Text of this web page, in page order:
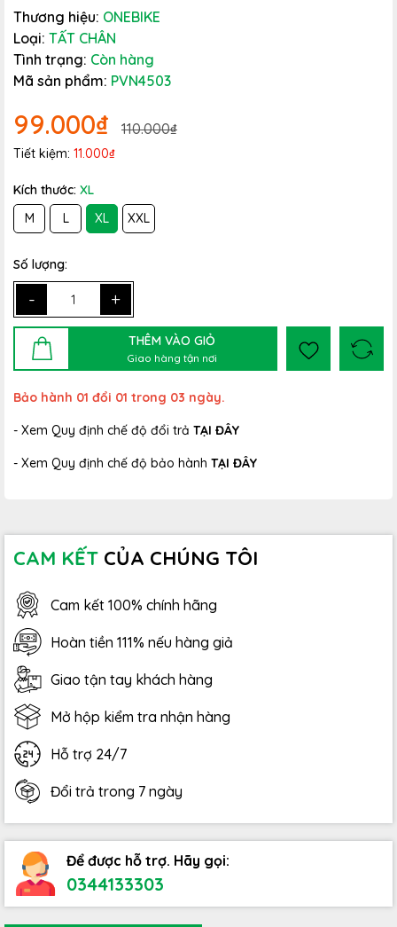
Thương hiệu: ONEBIKE
Loại: TẤT CHÂN
Tình trạng: Còn hàng
Mã sản phẩm: PVN4503
99.000₫ 110.000₫
Tiết kiệm: 11.000₫
Kích thước: XL
M
L XL XXL
Số lượng:
- +
THÊM VÀO GIỎ
Giao hàng tận nơi
Bảo hành 01 đổi 01 trong 03 ngày.
- Xem Quy định chế độ đổi trả TẠI ĐÂY
- Xem Quy định chế độ bảo hành TẠI ĐÂY
CAM KẾT CỦA CHÚNG TÔI
Cam kết 100% chính hãng
Hoàn tiền 111% nếu hàng giả
Giao tận tay khách hàng
Mở hộp kiểm tra nhận hàng
Hỗ trợ 24/7
Đổi trả trong 7 ngày
Để được hỗ trợ. Hãy gọi:
0344133303